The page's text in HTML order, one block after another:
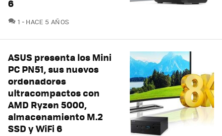
6
1 COMENTARIOS
HACE 5 AÑOS
ASUS presenta los Mini
PC PN51, sus nuevos
ordenadores
ultracompactos con
AMD Ryzen 5000,
almacenamiento M.2
SSD y WiFi 6